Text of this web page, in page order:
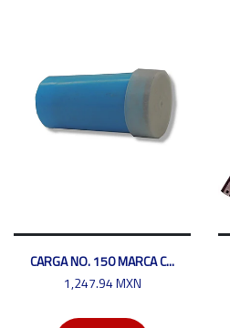
CARGA NO. 150 MARCA C...
1,247.94 MXN